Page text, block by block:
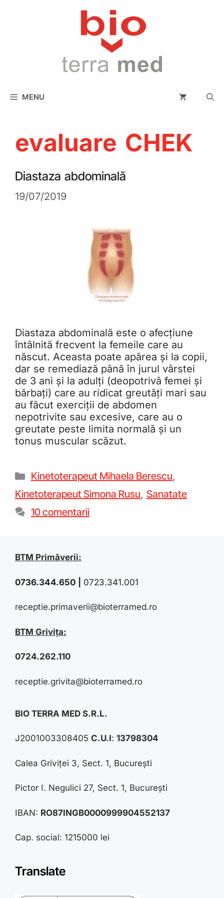
MENU
evaluare CHEK
Diastaza abdominală
19/07/2019
Diastaza abdominală este o afecțiune
întâlnită frecvent la femeile care au
născut. Aceasta poate apărea și la copii,
dar se remediază până în jurul vârstei
de 3 ani și la adulți (deopotrivă femei și
bărbați) care au ridicat greutăți mari sau
au făcut exerciții de abdomen
nepotrivite sau excesive, care au o
greutate peste limita normală și un
tonus muscular scăzut.
Kinetoterapeut Mihaela Berescu,
Kinetoterapeut Simona Rusu, Sanatate
10 comentarii
BTM Primăverii:
0736.344.650 0723.341.001
receptie.primaverii@bioterramed.ro
BTM Grivița:
0724.262.110
receptie.grivita@bioterramed.ro
BIO TERRA MED S.R.L.
J2001003308405 C.U.I: 13798304
Calea Griviței 3, Sect. 1, București
Pictor I. Negulici 27, Sect. 1, București
IBAN: RO87INGB0000999904552137
Cap. social: 1215000 lei
Translate